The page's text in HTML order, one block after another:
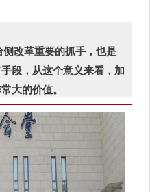
改革重要的抓手，也是
段，从这个意义来看，加
大的价值。